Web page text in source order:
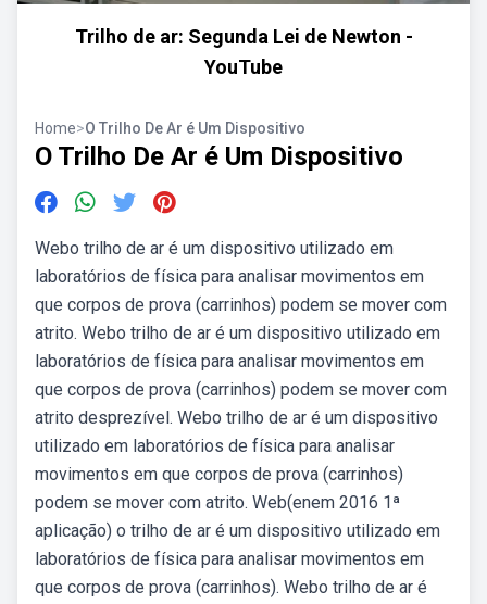
Trilho de ar: Segunda Lei de Newton -
YouTube
Home>O Trilho De Ar é Um Dispositivo
O Trilho De Ar é Um Dispositivo
Webo trilho de ar é um dispositivo utilizado em
laboratórios de física para analisar movimentos em
que corpos de prova (carrinhos) podem se mover com
atrito. Webo trilho de ar é um dispositivo utilizado em
laboratórios de física para analisar movimentos em
que corpos de prova (carrinhos) podem se mover com
atrito desprezível. Webo trilho de ar é um dispositivo
utilizado em laboratórios de física para analisar
movimentos em que corpos de prova (carrinhos)
podem se mover com atrito. Web(enem 2016 1ª
aplicação) o trilho de ar é um dispositivo utilizado em
laboratórios de física para analisar movimentos em
que corpos de prova (carrinhos). Webo trilho de ar é